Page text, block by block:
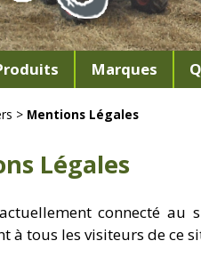
Marques
> Mentions Légales
Légales
connecté
à tous les visiteurs de ce